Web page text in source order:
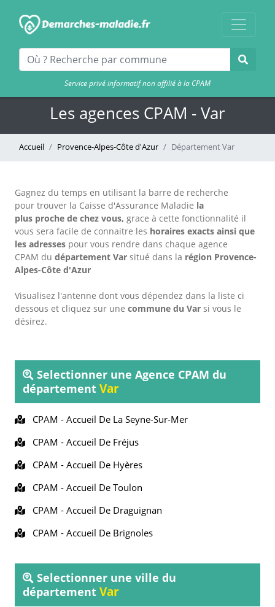
Service privé informatif non affilié à la CPAM
Les agences CPAM - Var
Accueil Provence-Alpes-Côte d'Azur Département Var
Gagnez du temps en utilisant la barre de recherche
pour trouver la Caisse d'Assurance Maladie la
plus proche de chez vous, grace à cette fonctionnalité il
vous sera facile de connaitre les horaires exacts ainsi que
les adresses pour vous rendre dans chaque agence
CPAM du département Var situé dans la région Provence-
Alpes-Côte d'Azur
Visualisez l'antenne dont vous dépendez dans la liste ci
dessous et cliquez sur une commune du Var si vous le
désirez.
Selectionner une Agence CPAM du
département Var
CPAM - Accueil De La Seyne-Sur-Mer
CPAM - Accueil De Fréjus
CPAM - Accueil De Hyères
CPAM - Accueil De Toulon
CPAM - Accueil De Draguignan
CPAM - Accueil De Brignoles
Selectionner une ville du
département Var